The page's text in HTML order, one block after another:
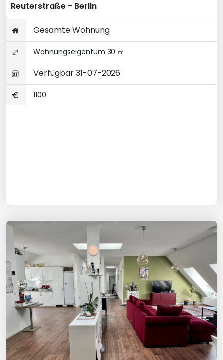
Reuterstraße - Berlin
Gesamte Wohnung
Wohnungseigentum 30 ㎡
Verfügbar 31-07-2026
1100